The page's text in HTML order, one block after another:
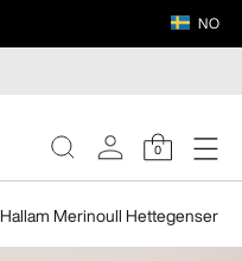
NO
0
Hallam Merinoull Hettegenser